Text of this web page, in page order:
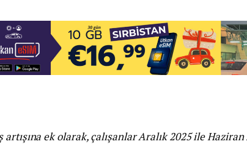
artışına ek olarak, çalışanlar Aralık 2025 ile